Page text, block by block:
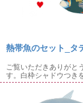
熱帯魚のセット_タ
ご覧いただきありがと
す。白枠シャドウつき